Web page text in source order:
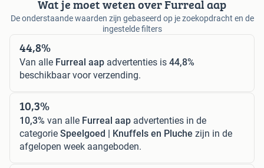
Wat je moet weten over Furreal aap
De onderstaande waarden zijn gebaseerd op je zoekopdracht en de
ingestelde filters
44,8%
Van alle Furreal aap advertenties is 44,8%
beschikbaar voor verzending.
10,3%
10,3% van alle Furreal aap advertenties in de
categorie Speelgoed | Knuffels en Pluche zijn in de
afgelopen week aangeboden.